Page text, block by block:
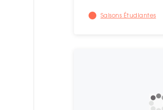
Saisons Étudiantes